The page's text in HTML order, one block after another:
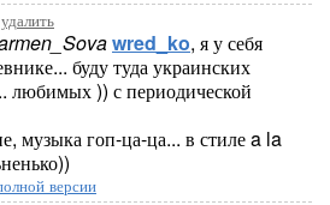
удалить
wred_ko, я у себя
буду туда украинских
любимых )) с периодической
музыка гоп-ца-ца... в стиле a la
версии